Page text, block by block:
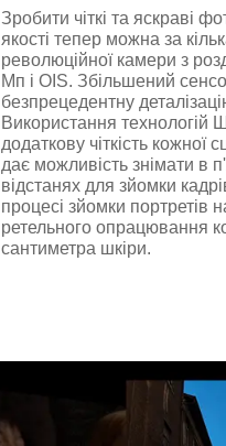
Зробити чіткі та яскраві
якості тепер можна за
революційної камери з
Мп і OIS. Збільшений
безпрецедентну
Використання технологій
додаткову чіткість кожної
дає можливість знімати в
відстанях для зйомки
процесі зйомки портретів
ретельного опрацювання
сантиметра шкіри.